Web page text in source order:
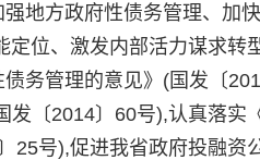
地方政府性债务管理、加
位、激发内部活力谋求转
务管理的意见》(国发〔
发〔2014〕60号),认真落实
25号),促进我省政府投融资